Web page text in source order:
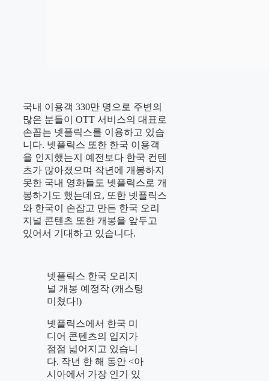
국내 이용객 330만 명으로 주변의
많은 분들이 OTT 서비스의 대표로
손꼽는 넷플릭스를 이용하고 있습
니다. 넷플릭스 또한 한국 이용객
을 인지했는지 예전보다 한국 컨텐
츠가 많아졌으며 작년에 개봉하지
못한 국내 영화들도 넷플릭스로 개
봉하기도 했는데요, 또한 넷플릭스
와 한국이 손잡고 만든 한국 오리
지널 콘텐츠 또한 개봉을 앞두고
있어서 기대하고 있습니다.
넷플릭스 한국 오리지
널 개봉 예정작 (캐스팅
미쳤다!)
넷플릭스에서 한국 미
디어 콘텐츠의 입지가
점점 넓어지고 있습니
다. 작년 한 해 동안 <아
시아에서 가장 인기 있